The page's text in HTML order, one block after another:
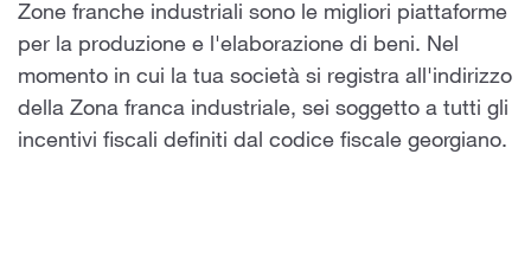
Zone franche industriali sono le migliori piattaforme
per la produzione e l'elaborazione di beni. Nel
momento in cui la tua società si registra all'indirizzo
della Zona franca industriale, sei soggetto a tutti gli
incentivi fiscali definiti dal codice fiscale georgiano.